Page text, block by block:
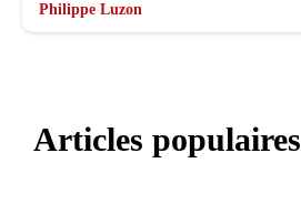
Philippe Luzon
Articles populaires